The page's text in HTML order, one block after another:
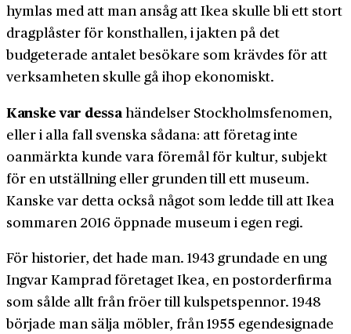
hymlas med att man ansåg att Ikea skulle bli ett stort
drag­plåster för konst­hallen, i jakten på det
budgeterade antalet besökare som krävdes för att
verksam­heten skulle gå ihop ekonomiskt.
Kanske var dessahändelser Stockholms­fenomen,
eller i alla fall svenska sådana: att företag inte
oanmärkta kunde vara föremål för kultur, subjekt
för en utställning eller grunden till ett museum.
Kanske var detta också något som ledde till att Ikea
sommaren 2016 öppnade museum i egen regi.
För historier, det hade man. 1943 grundade en ung
Ingvar Kamprad företaget Ikea, en post­order­firma
som sålde allt från fröer till kulspets­pennor. 1948
började man sälja möbler, från 1955 egen­designade